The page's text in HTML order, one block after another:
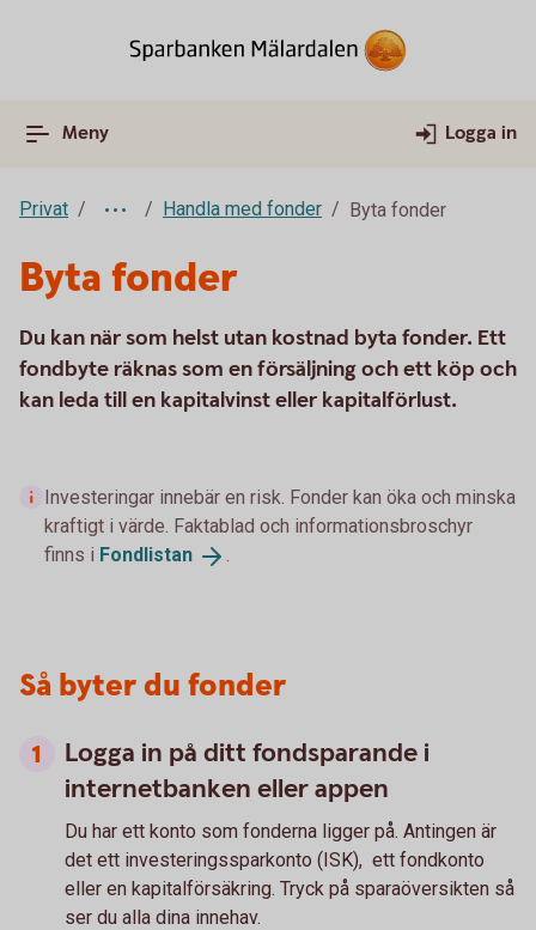
Meny Logga in
Privat Handla med fonder Byta fonder
Byta fonder
Du kan när som helst utan kostnad byta fonder. Ett
fondbyte räknas som en försäljning och ett köp och
kan leda till en kapitalvinst eller kapitalförlust.
Investeringar innebär en risk. Fonder kan öka och minska
kraftigt i värde. Faktablad och informationsbroschyr
finns i Fondlistan .
Så byter du fonder
Logga in på ditt fondsparande i
internetbanken eller appen
Du har ett konto som fonderna ligger på. Antingen är
det ett investeringssparkonto (ISK), ett fondkonto
eller en kapitalförsäkring. Tryck på sparaöversikten så
ser du alla dina innehav.